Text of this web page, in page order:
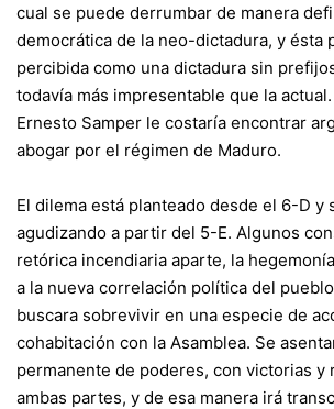
cual se puede derrumbar de manera
democrática de la neo-dictadura, y ésta
percibida como una dictadura sin
todavía más impresentable que la
Ernesto Samper le costaría encontrar
abogar por el régimen de Maduro.
El dilema está planteado desde el 6-D y
agudizando a partir del 5-E. Algunos
retórica incendiaria aparte, la
a la nueva correlación política del
buscara sobrevivir en una especie de
cohabitación con la Asamblea. Se
permanente de poderes, con victorias y
ambas partes, y de esa manera irá